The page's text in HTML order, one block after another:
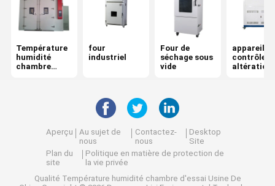
Température
humidité
chambre
four
industriel
Four de
séchage sous
vide
appareil de
contrôle
altération
Aperçu
Au sujet de
nous
Contactez-
nous
Desktop
Site
Plan du
site
Politique en matière de protection de
la vie privée
Qualité Température humidité chambre d'essai Usine De